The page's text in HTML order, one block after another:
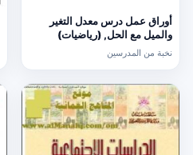
أوراق عمل درس معدل التغير
والميل مع الحل, (رياضيات)
الحادي عشر العام
نخبة من المدرسين